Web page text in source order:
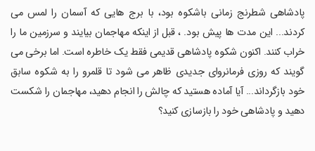
‏پادشاهی شطرنج زمانی باشکوه بود، با برج هایی که آسمان را لمس می
کردند... این مدت ها پیش بود. ، قبل از اینکه مهاجمان بیایند و سرزمین ما را
خراب کنند. اکنون شکوه پادشاهی قدیمی فقط یک خاطره است. اما برخی می
گویند که روزی فرمانروای جدیدی ظاهر می شود تا قلمرو را به شکوه سابق
خود بازگرداند... آیا آماده هستید که چالش را انجام دهید، مهاجمان را شکست
دهید و پادشاهی خود را بازسازی کنید؟